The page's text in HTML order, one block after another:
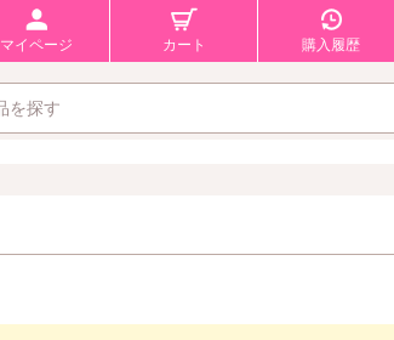
マイページ カート 購入履歴